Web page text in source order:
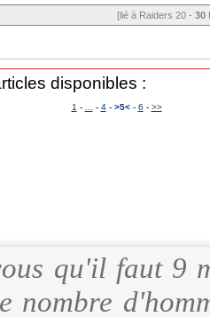
[lié à Raiders 20 - 30
disponibles :
1 - - 4- >5<- 6 - >>
qu'il faut 9
nombre